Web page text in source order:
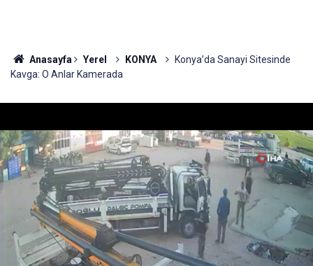
Anasayfa Yerel KONYA
Konya’da Sanayi Sitesinde
Kavga: O Anlar Kamerada